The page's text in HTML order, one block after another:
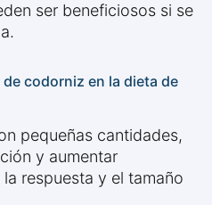
ser beneficiosos si se
codorniz en la dieta de
pequeñas cantidades,
y aumentar
respuesta y el tamaño